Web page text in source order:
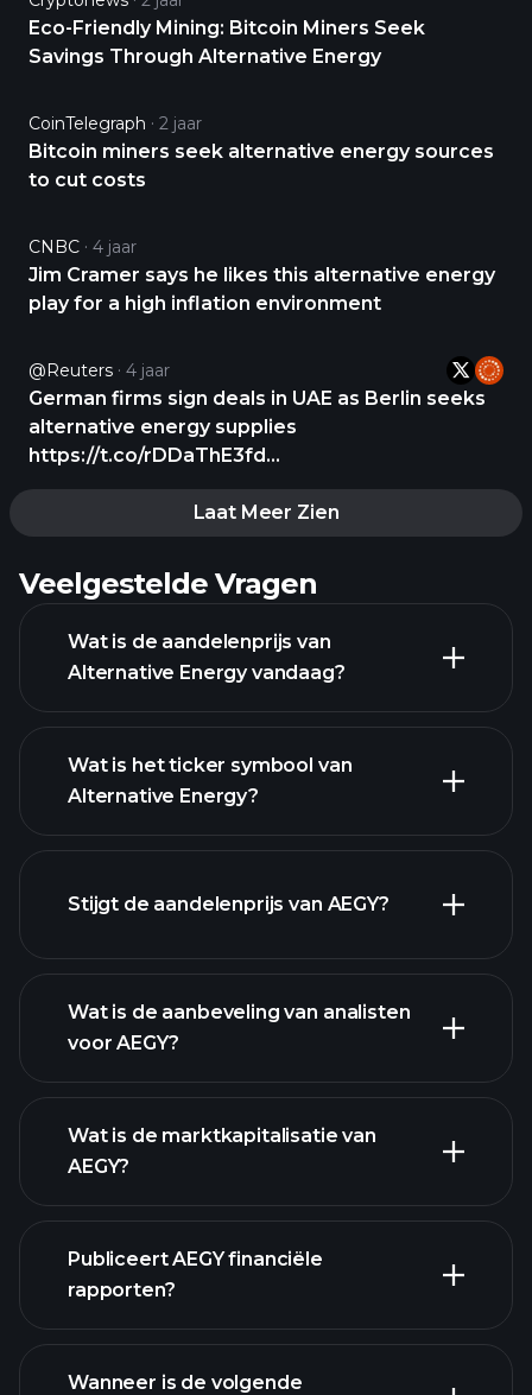
Eco-Friendly Mining: Bitcoin Miners Seek
Savings Through Alternative Energy
CoinTelegraph 2 jaar
Bitcoin miners seek alternative energy sources
to cut costs
CNBC 4 jaar
Jim Cramer says he likes this alternative energy
play for a high inflation environment
@Reuters 4 jaar
German firms sign deals in UAE as Berlin seeks
alternative energy supplies
https://t.co/rDDaThE3fd
https://t.co/wAgGPRWqgA
Laat Meer Zien
Veelgestelde Vragen
Wat is de aandelenprijs van
Alternative Energy vandaag?
Wat is het ticker symbool van
Alternative Energy?
Stijgt de aandelenprijs van AEGY?
AEGY
grafiek.
Wat is de aanbeveling van analisten
voor AEGY?
Wat is de marktkapitalisatie van
AEGY?
onze lijst van aandelen
Publiceert AEGY financiële
rapporten?
AEGY financiële gegevens
Wanneer is de volgende